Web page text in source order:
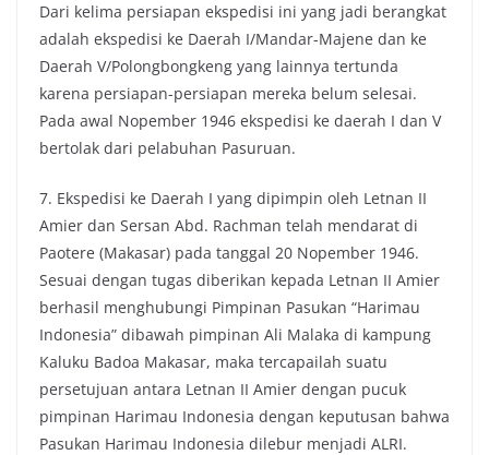
Dari kelima persiapan ekspedisi ini yang jadi berangkat
adalah ekspedisi ke Daerah I/Mandar-Majene dan ke
Daerah V/Polongbongkeng yang lainnya tertunda
karena persiapan-persiapan mereka belum selesai.
Pada awal Nopember 1946 ekspedisi ke daerah I dan V
bertolak dari pelabuhan Pasuruan.
7. Ekspedisi ke Daerah I yang dipimpin oleh Letnan II
Amier dan Sersan Abd. Rachman telah mendarat di
Paotere (Makasar) pada tanggal 20 Nopember 1946.
Sesuai dengan tugas diberikan kepada Letnan II Amier
berhasil menghubungi Pimpinan Pasukan “Harimau
Indonesia” dibawah pimpinan Ali Malaka di kampung
Kaluku Badoa Makasar, maka tercapailah suatu
persetujuan antara Letnan II Amier dengan pucuk
pimpinan Harimau Indonesia dengan keputusan bahwa
Pasukan Harimau Indonesia dilebur menjadi ALRI.